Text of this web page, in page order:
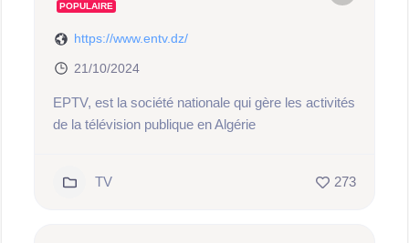
POPULAIRE
https://www.entv.dz/
21/10/2024
EPTV, est la société nationale qui gère les activités
de la télévision publique en Algérie
TV 273